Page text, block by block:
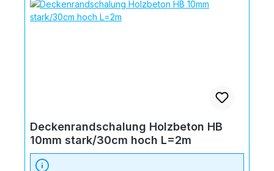
Deckenrandschalung Holzbeton HB
10mm stark/30cm hoch L=2m